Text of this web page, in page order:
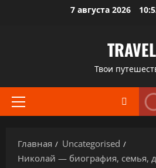
7 августа 2026
TRAVEL
Твои
Основное
Главная
Uncategorised
Николай — биография, семья,